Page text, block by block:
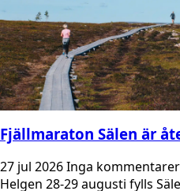
Fjällmaraton Sälen är
27 jul 2026Inga kommentarer
Helgen 28-29 augusti fylls